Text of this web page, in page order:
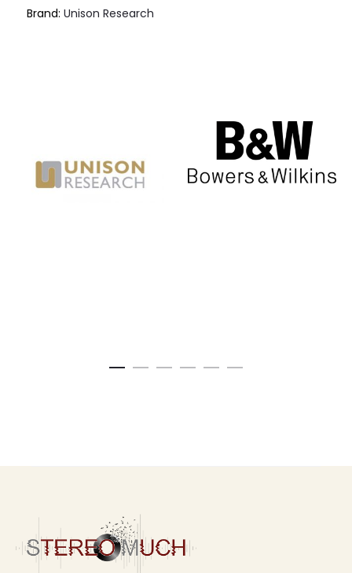
Brand: Unison Research